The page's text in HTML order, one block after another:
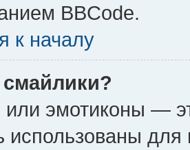
BBCode.
к началу
смайлики?
эмотиконы —
использованы